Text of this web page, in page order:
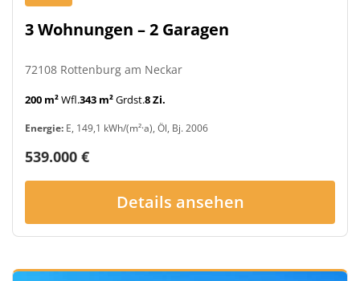
3 Wohnungen – 2 Garagen
72108 Rottenburg am Neckar
200 m²Wfl.343 m²Grdst.8 Zi.
Energie: E, 149,1 kWh/(m²·a), Öl, Bj. 2006
539.000 €
Details ansehen